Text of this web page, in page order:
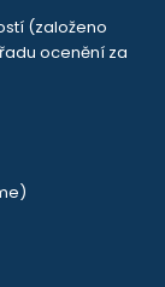
(založeno
ocenění za